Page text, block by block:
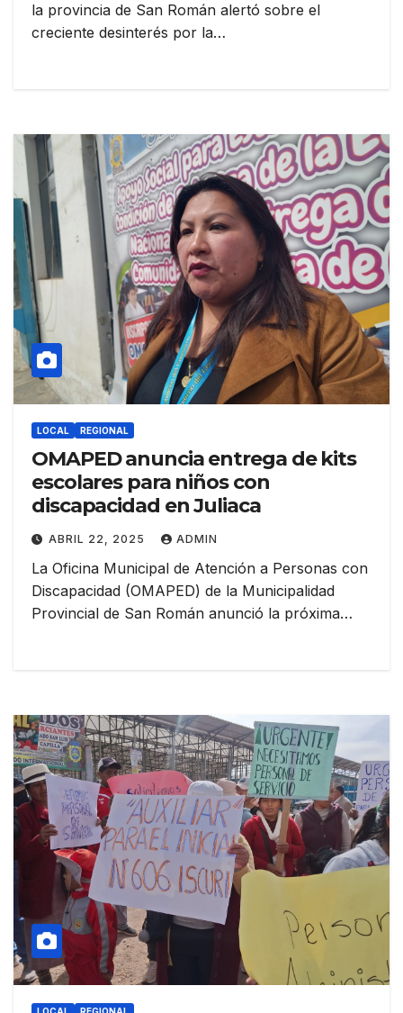
la provincia de San Román alertó sobre el
creciente desinterés por la…
LOCAL REGIONAL
OMAPED anuncia entrega de kits
escolares para niños con
discapacidad en Juliaca
ABRIL 22, 2025 ADMIN
La Oficina Municipal de Atención a Personas con
Discapacidad (OMAPED) de la Municipalidad
Provincial de San Román anunció la próxima…